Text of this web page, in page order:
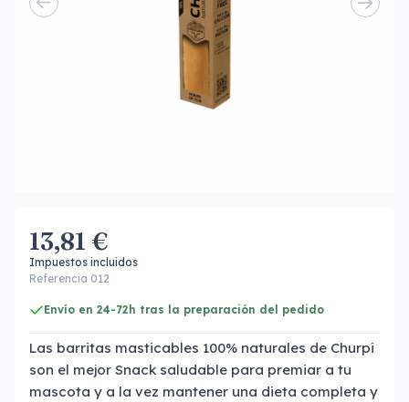
13,81 €
Impuestos incluidos
Referencia 012
Envío en 24-72h tras la preparación del pedido
Las barritas masticables 100% naturales de Churpi
son el mejor Snack saludable para premiar a tu
mascota y a la vez mantener una dieta completa y